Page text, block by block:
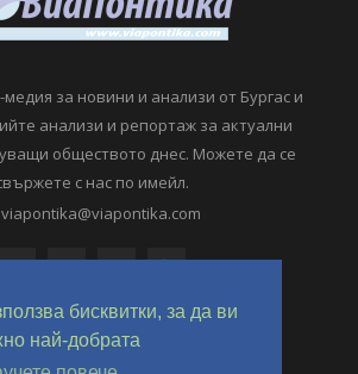
бисквитки, за да ви
най-добрата
за новини и анализи от Бургас и
анализи и репортаж за актуални
обществото днес. Можете да се
с нас по имейл.
viapontika@viapontika.com